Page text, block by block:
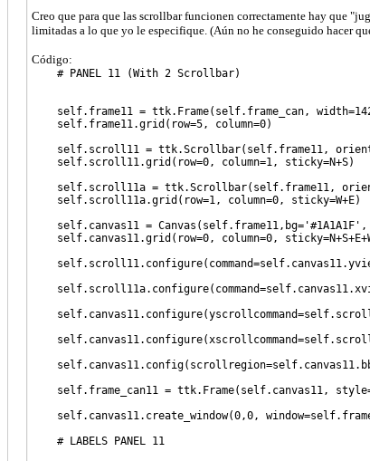
Creo que para que las scrollbar funcionen correctamente hay que
limitadas a lo que yo le especifique. (Aún no he conseguido hacer
Código:
# PANEL 11 (With 2 Scrollbar)
self.frame11 = ttk.Frame(self.frame_can,
self.frame11.grid(row=5, column=0)
self.scroll11 = ttk.Scrollbar(self.frame11,
self.scroll11.grid(row=0, column=1, sticky=N+S)
self.scroll11a = ttk.Scrollbar(self.frame11,
self.scroll11a.grid(row=1, column=0, sticky=W+E)
self.canvas11 = Canvas(self.frame11,bg='#1A1A1F',
self.canvas11.grid(row=0, column=0,
self.frame_can11 = ttk.Frame(self.canvas11,
self.canvas11.create_window(0,0,
# LABELS PANEL 11